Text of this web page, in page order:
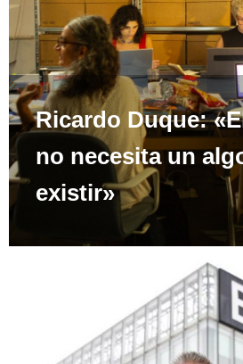
Ricardo Duque:
no necesita un
existir»